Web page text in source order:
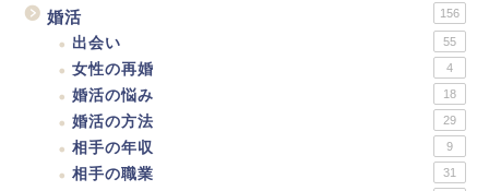
婚活 156
出会い 55
女性の再婚 4
婚活の悩み 18
婚活の方法 29
相手の年収 9
相手の職業 31